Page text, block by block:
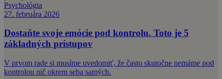
Psychológia
27. februára 2026
Dostaňte svoje emócie pod kontrolu. Toto je 5
základných prístupov
V prvom rade si musíme uvedomiť, že často skutočne nemáme pod
kontrolou nič okrem seba samých.